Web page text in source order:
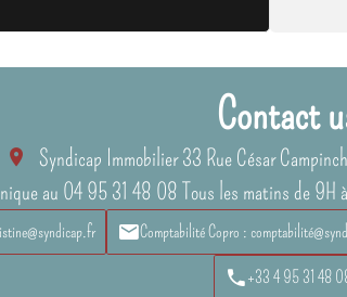
Contact
Syndicap Immobilier33 Rue César
au 04 95 31 48 08 Tous les matins de 9H
Comptabilité Copro :
+33 4 95 31 48